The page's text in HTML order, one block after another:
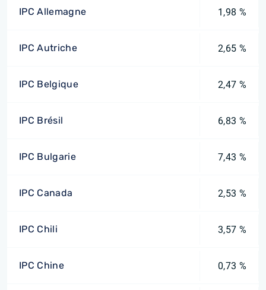
IPC Allemagne 1,98 %
IPC Autriche 2,65 %
IPC Belgique 2,47 %
IPC Brésil 6,83 %
IPC Bulgarie 7,43 %
IPC Canada 2,53 %
IPC Chili 3,57 %
IPC Chine 0,73 %